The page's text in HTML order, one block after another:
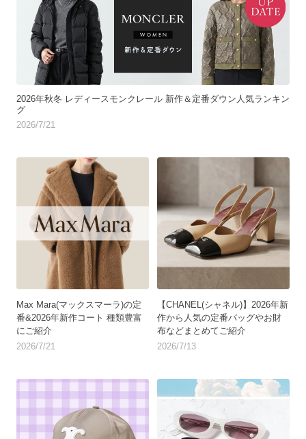
2026年秋冬 レディースモンクレール 新作＆定番ダウン人気ランキン
グ
2026/7/21
Max Mara(マックスマーラ)の定
番&2026年新作コート 種類豊富
にご紹介
2026/7/21
【CHANEL(シャネル)】2026年新
作から人気の定番バッグやお財
布などまとめてご紹介
2026/7/13